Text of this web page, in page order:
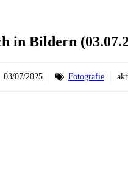
in Bildern
03/07/2025 Fotografie